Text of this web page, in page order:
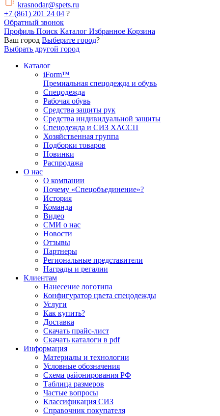
krasnodar@spets.ru
+7 (861) 201 24 04 ?
Обратный звонок
Профиль Поиск Каталог Избранное Корзина
Ваш город Выберите город?
Выбрать другой город
Каталог
iForm™
Премиальная спецодежда и обувь
Спецодежда
Рабочая обувь
Средства защиты рук
Средства индивидуальной защиты
Спецодежда и СИЗ ХАССП
Хозяйственная группа
Подборки товаров
Новинки
Распродажа
О нас
О компании
Почему «Спецобъединение»?
История
Команда
Видео
СМИ о нас
Новости
Отзывы
Партнеры
Региональные представители
Награды и регалии
Клиентам
Нанесение логотипа
Конфигуратор цвета спецодежды
Услуги
Как купить?
Доставка
Скачать прайс-лист
Скачать каталоги в pdf
Информация
Материалы и технологии
Условные обозначения
Схема районирования РФ
Таблица размеров
Частые вопросы
Классификация СИЗ
Справочник покупателя